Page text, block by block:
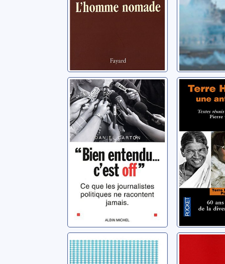
"Bien entendu...
c'est off"
Carton, Daniel
Terre
une
Chalmin,
Terreur et
possession: